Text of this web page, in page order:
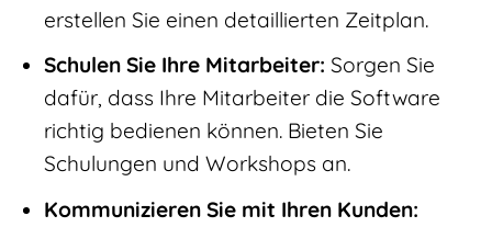
erstellen Sie einen detaillierten Zeitplan.
Schulen Sie Ihre Mitarbeiter: Sorgen Sie
dafür, dass Ihre Mitarbeiter die Software
richtig bedienen können. Bieten Sie
Schulungen und Workshops an.
Kommunizieren Sie mit Ihren Kunden: